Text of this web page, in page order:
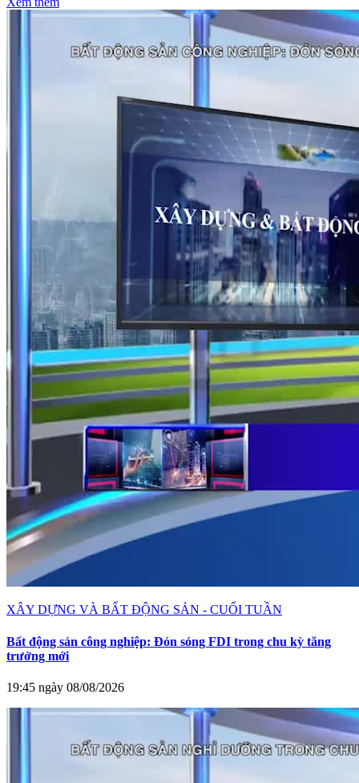
XÂY DỰNG VÀ BẤT ĐỘNG SẢN - CUỐI TUẦN
Bất động sản công nghiệp: Đón sóng FDI trong chu kỳ tăng
trưởng mới
19:45 ngày 08/08/2026